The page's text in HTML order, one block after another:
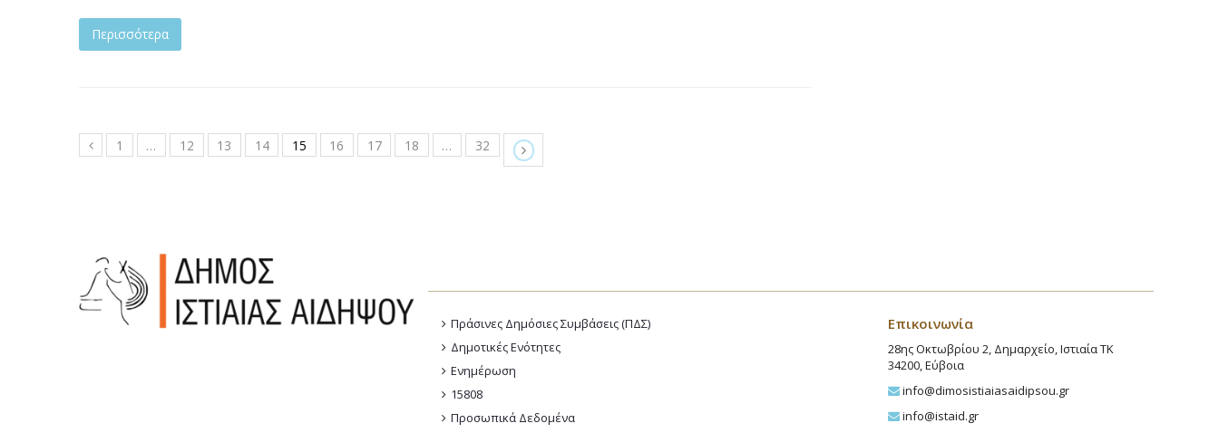
Περισσότερα
1 … 12 13 14 15 16 17 18 … 32
Πράσινες Δημόσιες Συμβάσεις (ΠΔΣ)
Δημοτικές Ενότητες
Ενημέρωση
15808
Προσωπικά Δεδομένα
Επικοινωνία
28ης Οκτωβρίου 2, Δημαρχείο, Ιστιαία ΤΚ
34200, Εύβοια
info@dimosistiaiasaidipsou.gr
info@istaid.gr